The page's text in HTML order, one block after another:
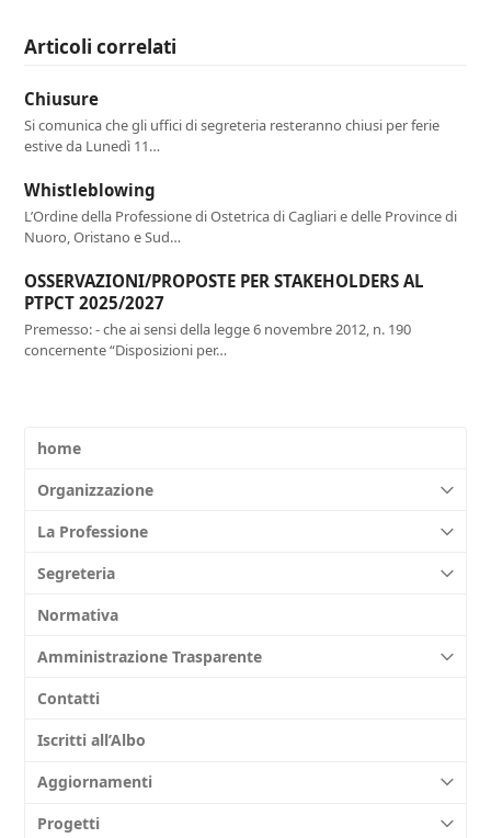
Articoli correlati
Chiusure
Si comunica che gli uffici di segreteria resteranno chiusi per ferie
estive da Lunedì 11…
Whistleblowing
L’Ordine della Professione di Ostetrica di Cagliari e delle Province di
Nuoro, Oristano e Sud…
OSSERVAZIONI/PROPOSTE PER STAKEHOLDERS AL
PTPCT 2025/2027
Premesso: - che ai sensi della legge 6 novembre 2012, n. 190
concernente “Disposizioni per…
home
Organizzazione
La Professione
Segreteria
Normativa
Amministrazione Trasparente
Contatti
Iscritti all’Albo
Aggiornamenti
Progetti